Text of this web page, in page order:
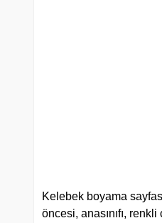
Kelebek boyama
öncesi, anasınıfı,